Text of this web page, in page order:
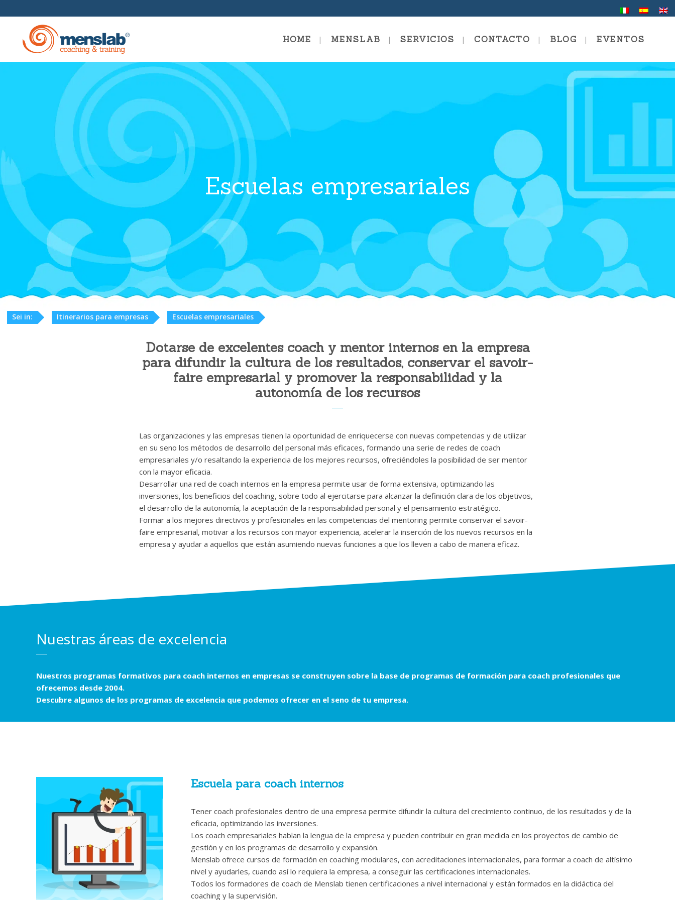
HOME MENSLAB SERVICIOS
Formación En Gestión
Escuelas Empresariales
Coaching Y Mentoring
Coaching Fundamentals
Escuela De Coaching – Coach
Sistémico Evolutivo
Escuela De Verano
Formación En Comunicación Y
Coaching Personal Y Profesional
CONTACTO BLOG EVENTOS
Escuelas empresariales
Sei in: Itinerarios para empresas Escuelas empresariales
Dotarse de excelentes coach y mentor internos en la empresa
para difundir la cultura de los resultados, conservar el savoir-
faire empresarial y promover la responsabilidad y la
autonomía de los recursos
Las organizaciones y las empresas tienen la oportunidad de enriquecerse con nuevas competencias y de utilizar
en su seno los métodos de desarrollo del personal más eficaces, formando una serie de redes de coach
empresariales y/o resaltando la experiencia de los mejores recursos, ofreciéndoles la posibilidad de ser mentor
con la mayor eficacia.
Desarrollar una red de coach internos en la empresa permite usar de forma extensiva, optimizando las
inversiones, los beneficios del coaching, sobre todo al ejercitarse para alcanzar la definición clara de los objetivos,
el desarrollo de la autonomía, la aceptación de la responsabilidad personal y el pensamiento estratégico.
Formar a los mejores directivos y profesionales en las competencias del mentoring permite conservar el savoir-
faire empresarial, motivar a los recursos con mayor experiencia, acelerar la inserción de los nuevos recursos en la
empresa y ayudar a aquellos que están asumiendo nuevas funciones a que los lleven a cabo de manera eficaz.
Nuestras áreas de excelencia
Nuestros programas formativos para coach internos en empresas se construyen sobre la base de programas de formación para coach profesionales que
ofrecemos desde 2004.
Descubre algunos de los programas de excelencia que podemos ofrecer en el seno de tu empresa.
Escuela para coach internos
Tener coach profesionales dentro de una empresa permite difundir la cultura del crecimiento continuo, de los resultados y de la
eficacia, optimizando las inversiones.
Los coach empresariales hablan la lengua de la empresa y pueden contribuir en gran medida en los proyectos de cambio de
gestión y en los programas de desarrollo y expansión.
Menslab ofrece cursos de formación en coaching modulares, con acreditaciones internacionales, para formar a coach de altísimo
nivel y ayudarles, cuando así lo requiera la empresa, a conseguir las certificaciones internacionales.
Todos los formadores de coach de Menslab tienen certificaciones a nivel internacional y están formados en la didáctica del
coaching y la supervisión.